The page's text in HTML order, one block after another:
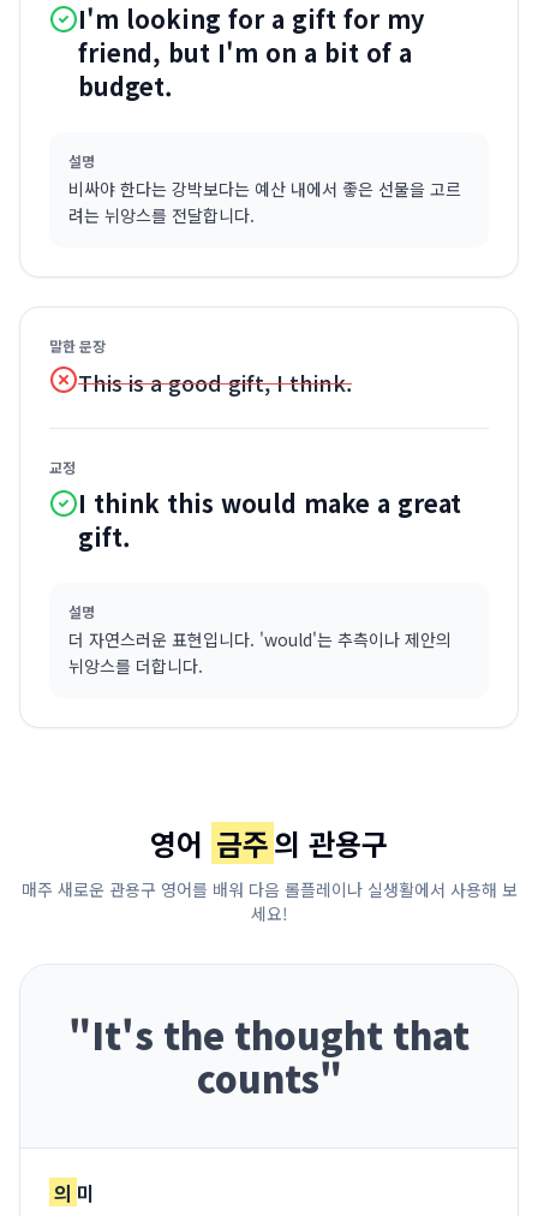
I'm looking for a gift for my
friend, but I'm on a bit of a
budget.
설명
비싸야 한다는 강박보다는 예산 내에서 좋은 선물을 고르
려는 뉘앙스를 전달합니다.
말한 문장
This is a good gift, I think.
교정
I think this would make a great
gift.
설명
더 자연스러운 표현입니다. 'would'는 추측이나 제안의
뉘앙스를 더합니다.
영어 금주의 관용구
매주 새로운 관용구 영어를 배워 다음 롤플레이나 실생활에서 사용해 보
세요!
"It's the thought that
counts"
의 미